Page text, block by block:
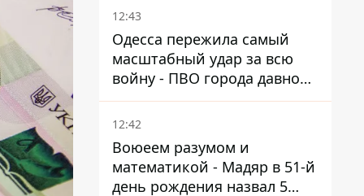
12:43
Одесса пережила самый
масштабный удар за всю
войну - ПВО города давно
нуждается в усилении
12:42
Воюеем разумом и
математикой - Мадяр в 51-й
день рождения назвал 5